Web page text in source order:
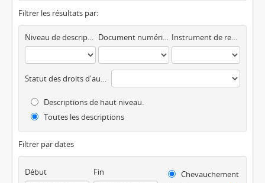
Filtrer les résultats par:
Niveau de description Document numérique disponible Instrument de recherche
Statut des droits d'auteur
Descriptions de haut niveau.
Toutes les descriptions
Filtrer par dates
Début Fin
Chevauchement